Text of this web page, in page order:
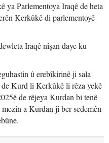
ya Parlementoya Iraqê de heta
Kerkûkê di parlementoyê
Iraqê nîşan daye ku
û erebîkirinê ji sala
Kurd li Kerkûkê li rêza yekê
de rêjeya Kurdan bi tenê
a Kurdan ji ber sedemên